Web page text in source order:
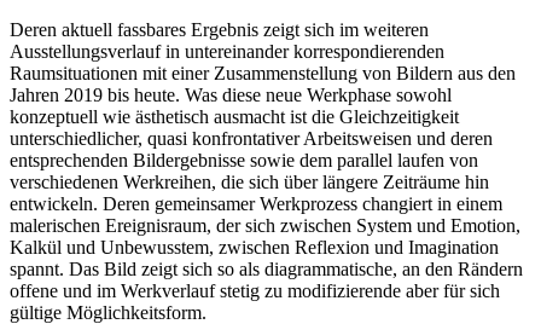
Deren aktuell fassbares Ergebnis zeigt sich im weiteren
Ausstellungsverlauf in untereinander korrespondierenden
Raumsituationen mit einer Zusammenstellung von Bildern aus den
Jahren 2019 bis heute. Was diese neue Werkphase sowohl
konzeptuell wie ästhetisch ausmacht ist die Gleichzeitigkeit
unterschiedlicher, quasi konfrontativer Arbeitsweisen und deren
entsprechenden Bildergebnisse sowie dem parallel laufen von
verschiedenen Werkreihen, die sich über längere Zeiträume hin
entwickeln. Deren gemeinsamer Werkprozess changiert in einem
malerischen Ereignisraum, der sich zwischen System und Emotion,
Kalkül und Unbewusstem, zwischen Reflexion und Imagination
spannt. Das Bild zeigt sich so als diagrammatische, an den Rändern
offene und im Werkverlauf stetig zu modifizierende aber für sich
gültige Möglichkeitsform.